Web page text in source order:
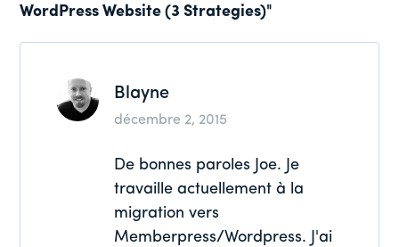
des
lecteurs
WordPress Website (3 Strategies)"
Blayne
décembre 2, 2015
De bonnes paroles Joe. Je
travaille actuellement à la
migration vers
Memberpress/Wordpress. J'ai